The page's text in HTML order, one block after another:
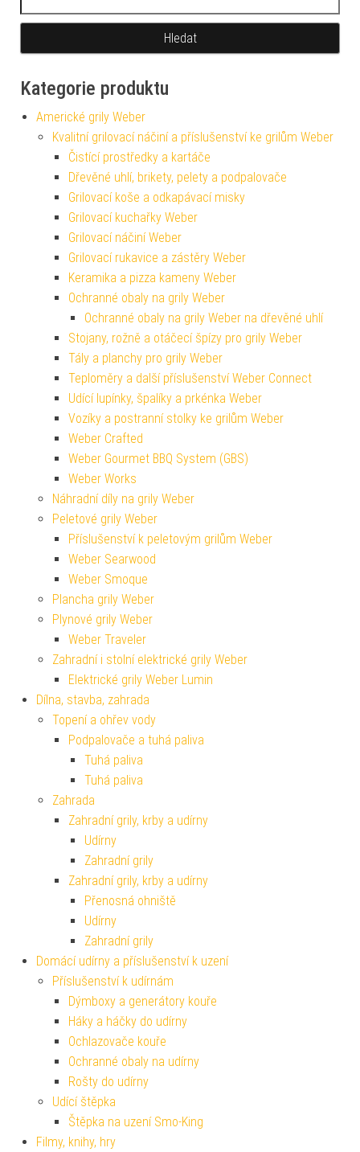
Kategorie produktu
Americké grily Weber
Kvalitní grilovací náčiní a příslušenství ke grilům Weber
Čistící prostředky a kartáče
Dřevěné uhlí, brikety, pelety a podpalovače
Grilovací koše a odkapávací misky
Grilovací kuchařky Weber
Grilovací náčiní Weber
Grilovací rukavice a zástěry Weber
Keramika a pizza kameny Weber
Ochranné obaly na grily Weber
Ochranné obaly na grily Weber na dřevěné uhlí
Stojany, rožně a otáčecí špízy pro grily Weber
Tály a planchy pro grily Weber
Teploměry a další příslušenství Weber Connect
Udící lupínky, špalíky a prkénka Weber
Vozíky a postranní stolky ke grilům Weber
Weber Crafted
Weber Gourmet BBQ System (GBS)
Weber Works
Náhradní díly na grily Weber
Peletové grily Weber
Příslušenství k peletovým grilům Weber
Weber Searwood
Weber Smoque
Plancha grily Weber
Plynové grily Weber
Weber Traveler
Zahradní i stolní elektrické grily Weber
Elektrické grily Weber Lumin
Dílna, stavba, zahrada
Topení a ohřev vody
Podpalovače a tuhá paliva
Tuhá paliva
Tuhá paliva
Zahrada
Zahradní grily, krby a udírny
Udírny
Zahradní grily
Zahradní grily, krby a udírny
Přenosná ohniště
Udírny
Zahradní grily
Domácí udírny a příslušenství k uzení
Příslušenství k udírnám
Dýmboxy a generátory kouře
Háky a háčky do udírny
Ochlazovače kouře
Ochranné obaly na udírny
Rošty do udírny
Udící štěpka
Štěpka na uzení Smo-King
Filmy, knihy, hry